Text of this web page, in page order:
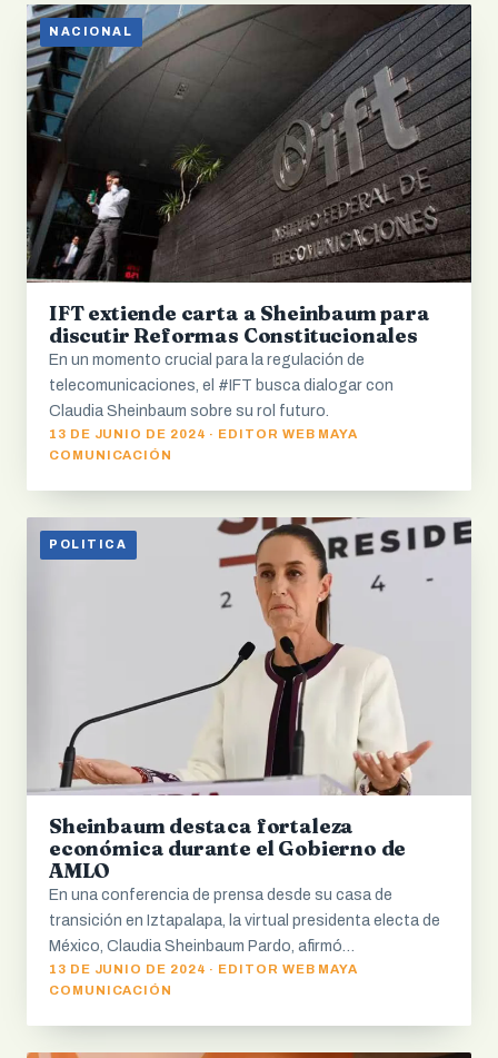
NACIONAL
IFT extiende carta a Sheinbaum para
discutir Reformas Constitucionales
En un momento crucial para la regulación de
telecomunicaciones, el #IFT busca dialogar con
Claudia Sheinbaum sobre su rol futuro.
13 DE JUNIO DE 2024 · EDITOR WEB MAYA
COMUNICACIÓN
POLITICA
Sheinbaum destaca fortaleza
económica durante el Gobierno de
AMLO
En una conferencia de prensa desde su casa de
transición en Iztapalapa, la virtual presidenta electa de
México, Claudia Sheinbaum Pardo, afirmó…
13 DE JUNIO DE 2024 · EDITOR WEB MAYA
COMUNICACIÓN